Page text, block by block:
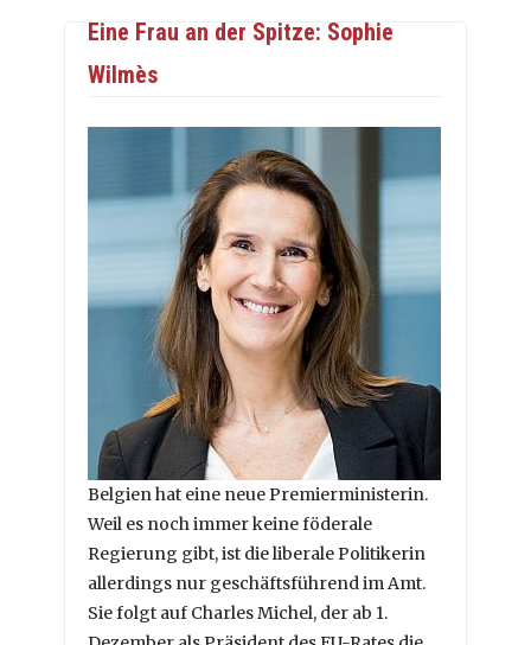
Eine Frau an der Spitze: Sophie
Wilmès
Belgien hat eine neue Premierministerin.
Weil es noch immer keine föderale
Regierung gibt, ist die liberale Politikerin
allerdings nur geschäftsführend im Amt.
Sie folgt auf Charles Michel, der ab 1.